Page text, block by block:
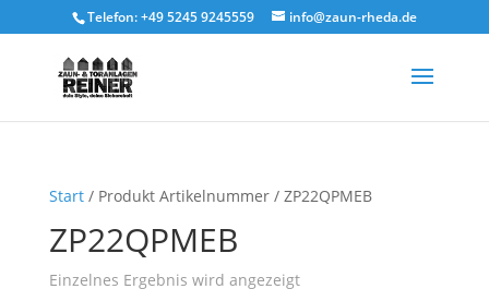
Telefon: +49 5245 9245559 info@zaun-rheda.de
Start/ Produkt Artikelnummer / ZP22QPMEB
ZP22QPMEB
Einzelnes Ergebnis wird angezeigt